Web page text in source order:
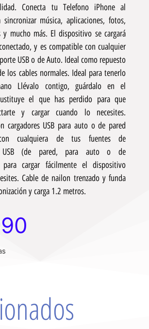
Conecta tu Telefono iPhone al
sincronizar música, aplicaciones, fotos,
y mucho más. El dispositivo se cargará
y es compatible con cualquier
USB o de Auto. Ideal como repuesto
los cables normales. Ideal para tenerlo
Llévalo contigo, guárdalo en el
el que has perdido para que
y cargar cuando lo necesites.
cargadores USB para auto o de pared
cualquiera de tus fuentes de
USB (de pared, para auto o de
para cargar fácilmente el dispositivo
Cable de nailon trenzado y funda
y carga 1.2 metros.